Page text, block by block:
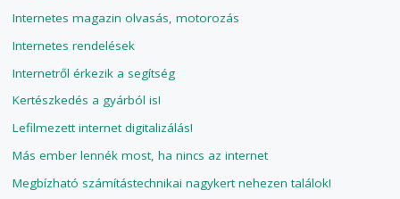
Internetes magazin olvasás, motorozás
Internetes rendelések
Internetről érkezik a segítség
Kertészkedés a gyárból is!
Lefilmezett internet digitalizálás!
Más ember lennék most, ha nincs az internet
Megbízható számítástechnikai nagykert nehezen találok!